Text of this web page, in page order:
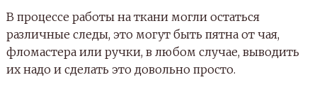
В процессе работы на ткани могли остаться
различные следы, это могут быть пятна от чая,
фломастера или ручки, в любом случае, выводить
их надо и сделать это довольно просто.